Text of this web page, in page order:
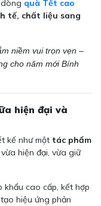
quà Tết cao
tế, chất liệu sang
niềm vui trọn vẹn –
cho năm mới Bính
hiện đại và
kế như một tác phẩm
hiện đại, vừa giữ
khẩu cao cấp, kết hợp
hiệu ứng phản